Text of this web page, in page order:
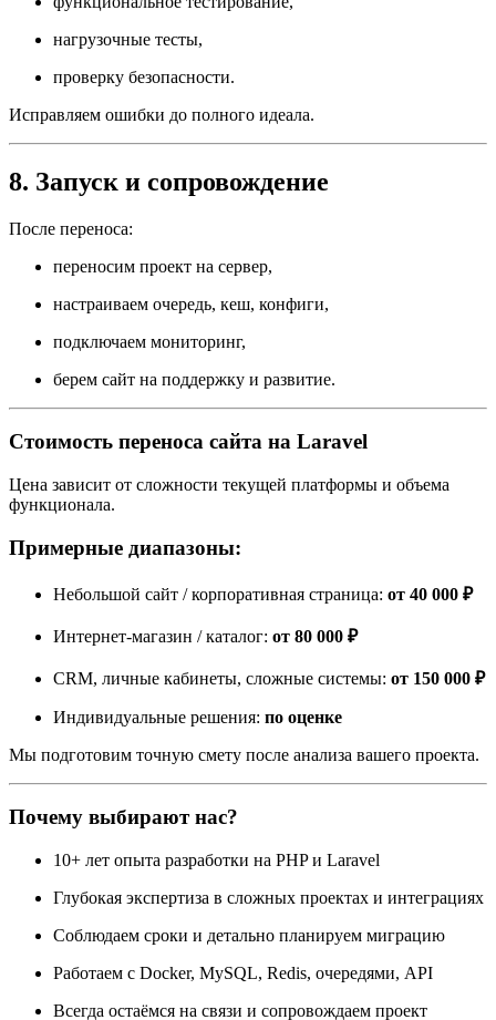
нагрузочные тесты,
проверку безопасности.
Исправляем ошибки до полного идеала.
8. Запуск и сопровождение
После переноса:
переносим проект на сервер,
настраиваем очередь, кеш, конфиги,
подключаем мониторинг,
берем сайт на поддержку и развитие.
Стоимость переноса сайта на Laravel
Цена зависит от сложности текущей платформы и объема
функционала.
Примерные диапазоны:
Небольшой сайт / корпоративная страница: от 40 000 ₽
Интернет-магазин / каталог: от 80 000 ₽
CRM, личные кабинеты, сложные системы: от 150 000 ₽
Индивидуальные решения: по оценке
Мы подготовим точную смету после анализа вашего проекта.
Почему выбирают нас?
10+ лет опыта разработки на PHP и Laravel
Глубокая экспертиза в сложных проектах и интеграциях
Соблюдаем сроки и детально планируем миграцию
Работаем с Docker, MySQL, Redis, очередями, API
Всегда остаёмся на связи и сопровождаем проект